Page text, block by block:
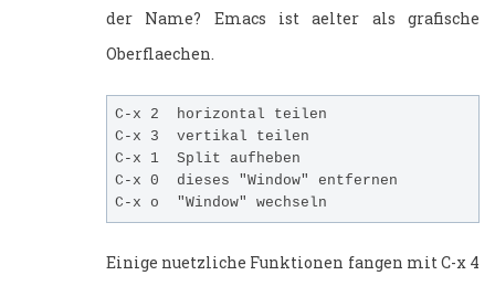
der Name? Emacs ist aelter als grafische
Oberflaechen.
C-x 2  horizontal teilen
C-x 3  vertikal teilen
C-x 1  Split aufheben
C-x 0  dieses "Window" entfernen
Einige nuetzliche Funktionen fangen mit C-x 4